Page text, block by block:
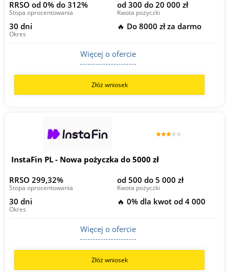
RRSO od 0% do 312%
Stopa oprocentowania
od 300 do 20 000 zł
Kwota pożyczki
30 dni
Okres
🔥 Do 8000 zł za darmo
Więcej o ofercie
Złóż wniosek
InstaFin PL - Nowa pożyczka do 5000 zł
RRSO 299,32%
Stopa oprocentowania
od 500 do 5 000 zł
Kwota pożyczki
30 dni
Okres
🔥 0% dla kwot od 4 000
Więcej o ofercie
Złóż wniosek